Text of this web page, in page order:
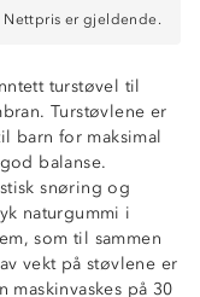
Nettpris er gjeldende.
turstøvel til
Turstøvlene er
barn for maksimal
balanse.
snøring og
naturgummi i
som til sammen
vekt på støvlene er
maskinvaskes på 30